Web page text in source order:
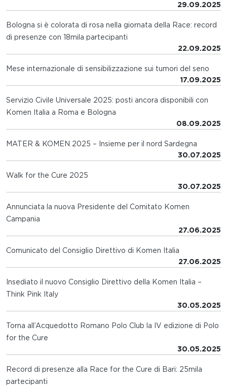
29.09.2025
Bologna si è colorata di rosa nella giornata della Race: record
di presenze con 18mila partecipanti
22.09.2025
Mese internazionale di sensibilizzazione sui tumori del seno
17.09.2025
Servizio Civile Universale 2025: posti ancora disponibili con
Komen Italia a Roma e Bologna
08.09.2025
MATER & KOMEN 2025 – Insieme per il nord Sardegna
30.07.2025
Walk for the Cure 2025
30.07.2025
Annunciata la nuova Presidente del Comitato Komen
Campania
27.06.2025
Comunicato del Consiglio Direttivo di Komen Italia
27.06.2025
Insediato il nuovo Consiglio Direttivo della Komen Italia –
Think Pink Italy
30.05.2025
Torna all’Acquedotto Romano Polo Club la IV edizione di Polo
for the Cure
30.05.2025
Record di presenze alla Race for the Cure di Bari: 25mila
partecipanti